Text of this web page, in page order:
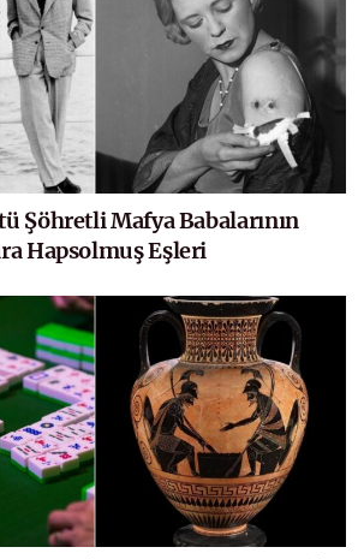
Şöhretli Mafya Babalarının
Hapsolmuş Eşleri